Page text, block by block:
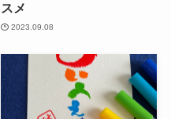
スメ
2023.09.08